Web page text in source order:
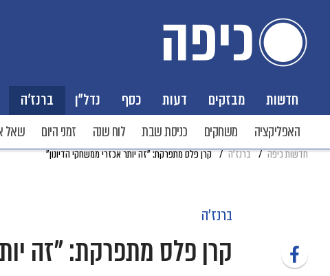
חדשות מבזקים דעות כסף נדל"ן ברנז'ה
האפליקציה משחקים כניסת שבת לוח שנה זמני היום שאל
חדשות כיפה ברנז'ה קרן פלס מתפרקת: "זה יותר אכזרי ממשחקי הדיונון"
ברנז'ה
קרן פלס מתפרקת: "זה